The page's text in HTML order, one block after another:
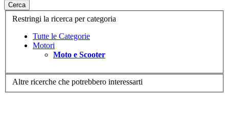
Cerca
Restringi la ricerca per categoria
Tutte le Categorie
Motori
Moto e Scooter
Altre ricerche che potrebbero interessarti